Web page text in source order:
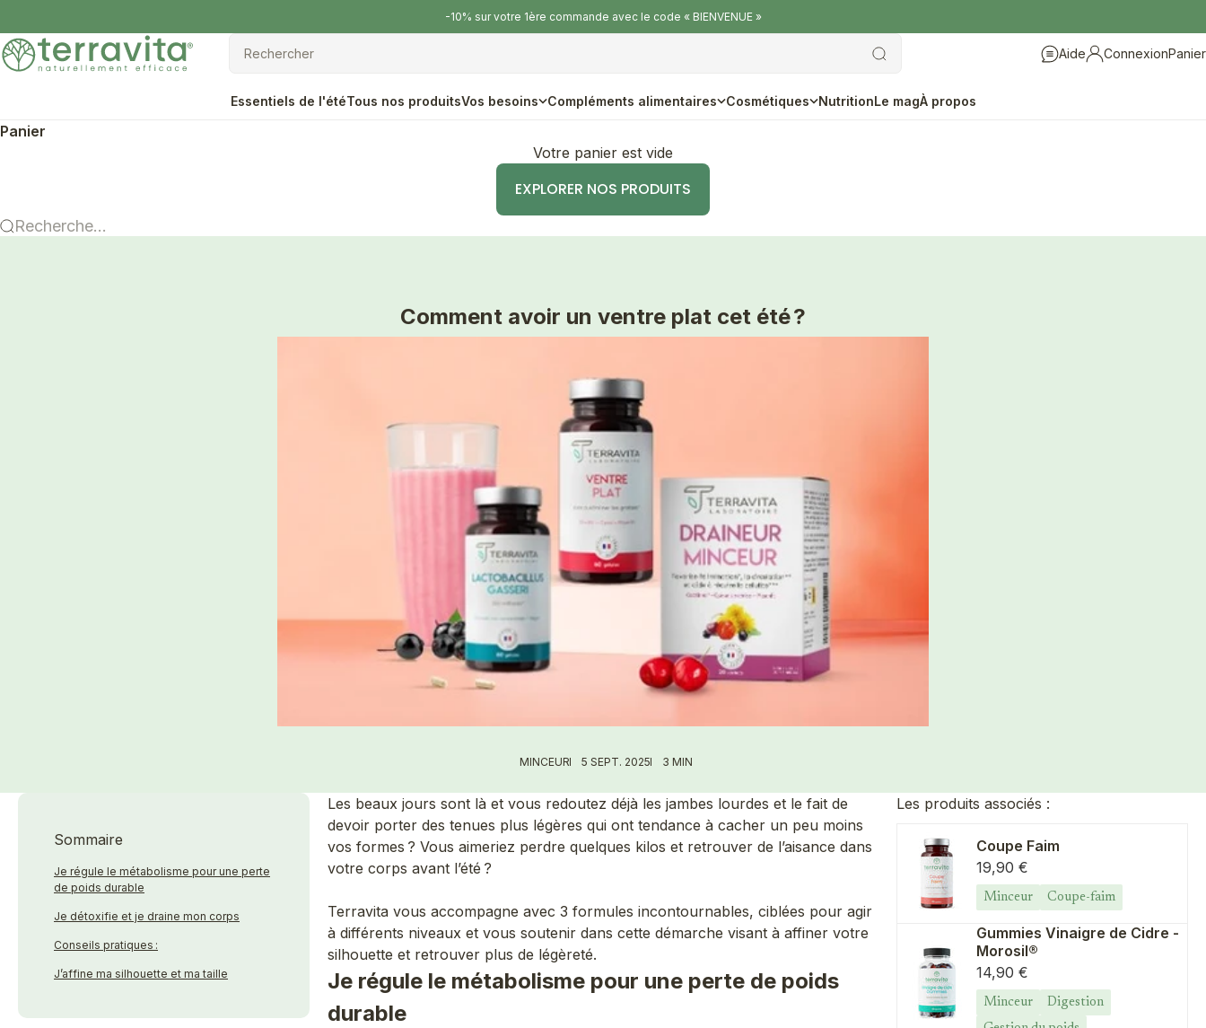
-10% sur votre 1ère commande avec le code « BIENVENUE »
Terravita
Rechercher
Rechercher
Essentiels de l'étéTous nos produitsVos besoins Compléments alimentaires Cosmétiques NutritionLe magÀ propos
Aide
Aide
Connexion
ConnexionPanier
Panier
Votre panier est vide
EXPLORER NOS PRODUITS
Recherche...
Comment avoir un ventre plat cet été ?
MINCEUR 5 SEPT. 2025 3 MIN
Sommaire
Je régule le métabolisme pour une perte
de poids durable
Je détoxifie et je draine mon corps
Conseils pratiques :
J’affine ma silhouette et ma taille
Les beaux jours sont là et vous redoutez déjà les jambes lourdes et le fait de
devoir porter des tenues plus légères qui ont tendance à cacher un peu moins
vos formes ? Vous aimeriez perdre quelques kilos et retrouver de l’aisance dans
votre corps avant l’été ?
Terravita vous accompagne avec 3 formules incontournables, ciblées pour agir
à différents niveaux et vous soutenir dans cette démarche visant à affiner votre
silhouette et retrouver plus de légèreté.
Je régule le métabolisme pour une perte de poids
durable
Les produits associés :
Coupe Faim
Prix de vente
19,90 €
Minceur Coupe-faim
Gummies Vinaigre de Cidre -
Morosil®
Prix de vente
14,90 €
Minceur
Digestion